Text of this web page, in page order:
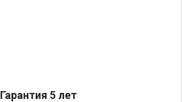
Гарантия 5 лет